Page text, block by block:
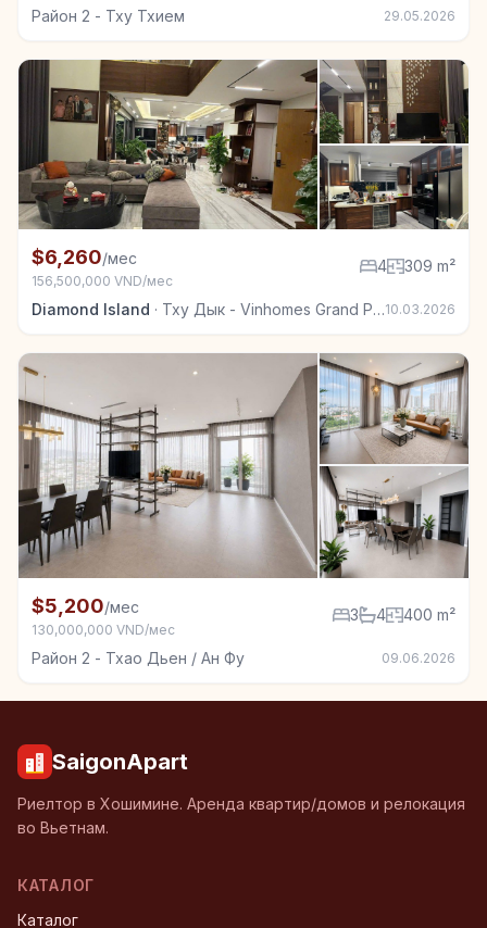
Район 2 - Тху Тхием 29.05.2026
Квартира в аренду в Тху Дык - Vinhomes Grand
$6,260/мес
156,500,000 VND/мес
4 309 m²
Diamond Island · Тху Дык - Vinhomes Grand Park 10.03.2026
Квартира в аренду в Район 2 - Тхао Дьен / Ан Фу,
$5,200/мес
130,000,000 VND/мес
3 4 400 m²
Район 2 - Тхао Дьен / Ан Фу 09.06.2026
SaigonApart
Риелтор в Хошимине. Аренда квартир/домов и релокация
во Вьетнам.
КАТАЛОГ
Каталог